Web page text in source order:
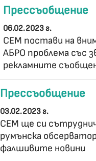
Прессъобщение
06.02.2023 г.
СЕМ постави на
АБРО проблема със
рекламните
Прессъобщение
03.02.2023 г.
СЕМ ще си
румънска
фалшивите новини